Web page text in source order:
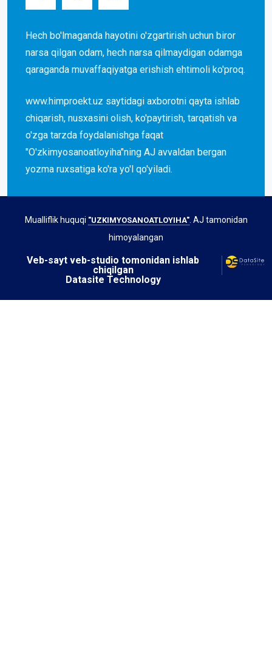
Hech bo'lmaganda hayotini o'zgartirish uchun biror
narsa qilgan odam, hech narsa qilmaydigan odamga
qaraganda muvaffaqiyatga erishish ehtimoli ko'proq.
www.himproekt.uz saytidagi axborotni qayta ishlab
chiqarish, nusxasini olish, ko'paytirish, tarqatish va
o'zga tarzda foydalanishga faqat
"O'zkimyosanoatloyiha"ning AJ avvaldan bergan
yozma ruxsatiga ko'ra yo'l qo'yiladi.
Mualliflik huquqi "UZKIMYOSANOATLOYIHA". AJ tamonidan
himoyalangan
Veb-sayt veb-studio tomonidan ishlab
chiqilgan
Datasite Technology